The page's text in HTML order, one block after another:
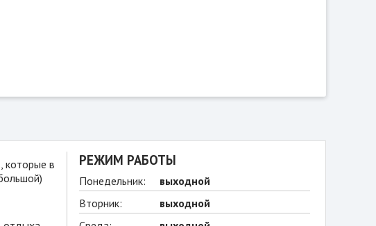
которые в
РЕЖИМ РАБОТЫ
Понедельник:
выходной
Вторник:
выходной